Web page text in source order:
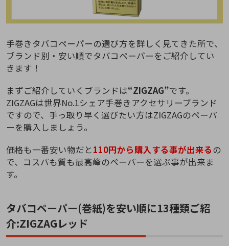
手巻きタバコペーパーの選び方を詳しく見てきた所で、
ブランド別・安い順でタバコペーパーをご紹介してい
きます！
まずご紹介していくブランドは“ZIGZAG”です。
ZIGZAGは世界No.1シェア手巻きアクセサリーブランド
ですので、手っ取り早く選びたい方はZIGZAGのペーパ
ーを購入しましょう。
価格も一番安い物だと110円から購入する事が出来る の
で、コスパも質も最高峰のペーパーを選ぶ事が出来ま
す。
タバコペーパー(巻紙)を安い順に13種類ご紹
介:ZIGZAGレッド